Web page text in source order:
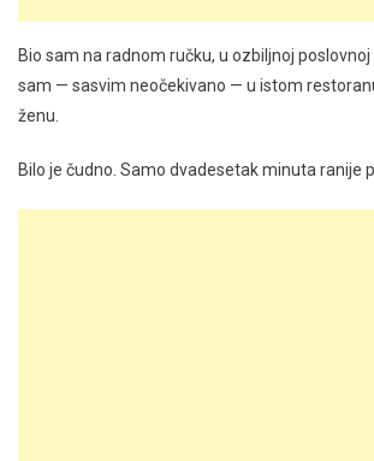
Bio sam na radnom ručku, u ozbiljnoj
sam — sasvim neočekivano — u istom
ženu.
Bilo je čudno. Samo dvadesetak minuta ranije